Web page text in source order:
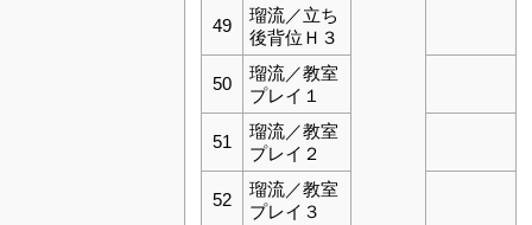
49
瑠流／立ち
後背位Ｈ３
50
瑠流／教室
プレイ１
51
瑠流／教室
プレイ２
52
瑠流／教室
プレイ３